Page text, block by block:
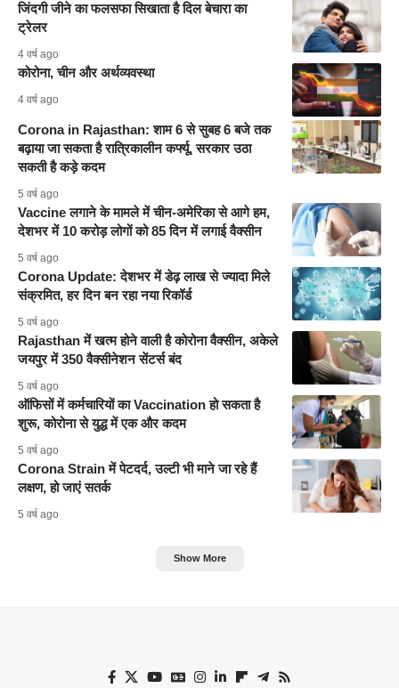
जिंदगी जीने का फलसफा सिखाता है दिल बेचारा का
ट्रेलर
4 वर्ष ago
कोरोना, चीन और अर्थव्यवस्था
4 वर्ष ago
Corona in Rajasthan: शाम 6 से सुबह 6 बजे तक
बढ़ाया जा सकता है रात्रिकालीन कर्फ्यू, सरकार उठा
सकती है कड़े कदम
5 वर्ष ago
Vaccine लगाने के मामले में चीन-अमेरिका से आगे हम,
देशभर में 10 करोड़ लोगों को 85 दिन में लगाई वैक्सीन
5 वर्ष ago
Corona Update: देशभर में डेढ़ लाख से ज्यादा मिले
संक्रमित, हर दिन बन रहा नया रिकॉर्ड
5 वर्ष ago
Rajasthan में खत्म होने वाली है कोरोना वैक्सीन, अकेले
जयपुर में 350 वैक्सीनेशन सेंटर्स बंद
5 वर्ष ago
ऑफिसों में कर्मचारियों का Vaccination हो सकता है
शुरू, कोरोना से युद्ध में एक और कदम
5 वर्ष ago
Corona Strain में पेटदर्द, उल्टी भी माने जा रहे हैं
लक्षण, हो जाएं सतर्क
5 वर्ष ago
Show More